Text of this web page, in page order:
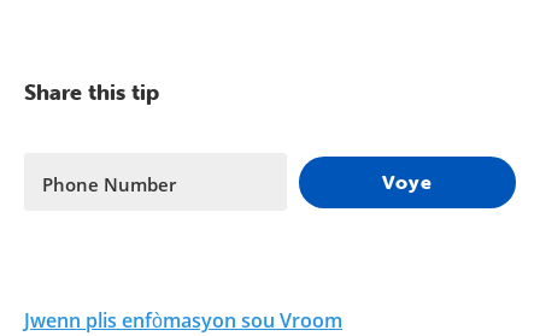
Share this tip
Phone Number Voye
Jwenn plis enfòmasyon sou Vroom